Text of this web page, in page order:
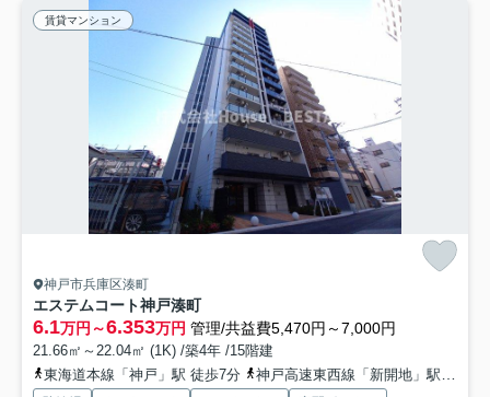
賃貸マンション
神戸市兵庫区湊町
エステムコート神戸湊町
6.1万円～6.353万円 管理/共益費5,470円～7,000円
21.66㎡～22.04㎡ (1K) /築4年 /15階建
東海道本線「神戸」駅 徒歩7分
神戸高速東西線「新開地」駅 徒歩4分